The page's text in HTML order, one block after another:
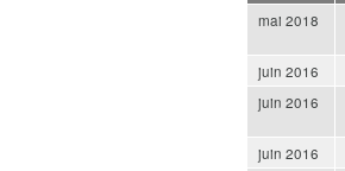
mai 2018
juin 2016
juin 2016
juin 2016